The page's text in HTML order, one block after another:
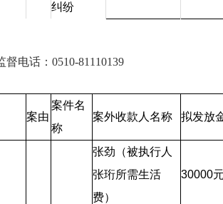
纠纷
督电话： 0510-81110139
案由
案件名
称
案外收款人名称 拟发放
张劲（被执行人
张珩所需生活
费）
30000